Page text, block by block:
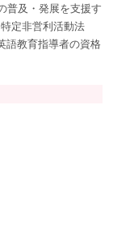
普及・発展を支援す
定非営利活動法
語教育指導者の資格